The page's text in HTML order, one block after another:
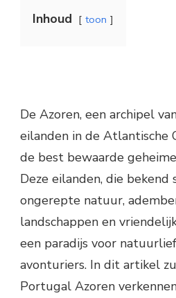
Inhoud toon
De Azoren, een archipel
eilanden in de Atlantische
de best bewaarde
Deze eilanden, die bekend
ongerepte natuur,
landschappen en
een paradijs voor
avonturiers. In dit artikel
Portugal Azoren